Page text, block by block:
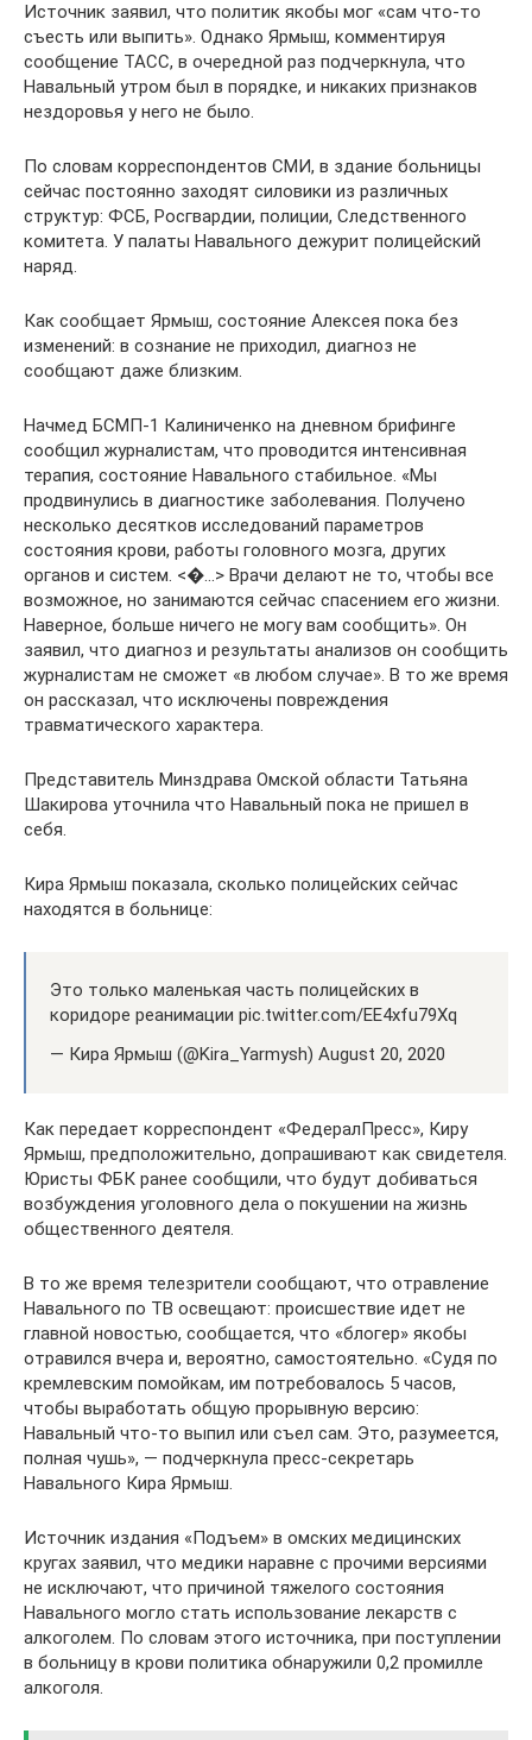
Источник заявил, что политик якобы мог «сам что-то
съесть или выпить». Однако Ярмыш, комментируя
сообщение ТАСС, в очередной раз подчеркнула, что
Навальный утром был в порядке, и никаких признаков
нездоровья у него не было.
По словам корреспондентов СМИ, в здание больницы
сейчас постоянно заходят силовики из различных
структур: ФСБ, Росгвардии, полиции, Следственного
комитета. У палаты Навального дежурит полицейский
наряд.
Как сообщает Ярмыш, состояние Алексея пока без
изменений: в сознание не приходил, диагноз не
сообщают даже близким.
Начмед БСМП-1 Калиниченко на дневном брифинге
сообщил журналистам, что проводится интенсивная
терапия, состояние Навального стабильное. «Мы
продвинулись в диагностике заболевания. Получено
несколько десятков исследований параметров
состояния крови, работы головного мозга, других
органов и систем. <�…> Врачи делают не то, чтобы все
возможное, но занимаются сейчас спасением его жизни.
Наверное, больше ничего не могу вам сообщить». Он
заявил, что диагноз и результаты анализов он сообщить
журналистам не сможет «в любом случае». В то же время
он рассказал, что исключены повреждения
травматического характера.
Представитель Минздрава Омской области Татьяна
Шакирова уточнила что Навальный пока не пришел в
себя.
Кира Ярмыш показала, сколько полицейских сейчас
находятся в больнице:
Это только маленькая часть полицейских в
коридоре реанимации pic.twitter.com/EE4xfu79Xq
— Кира Ярмыш (@Kira_Yarmysh) August 20, 2020
Как передает корреспондент «ФедералПресс», Киру
Ярмыш, предположительно, допрашивают как свидетеля.
Юристы ФБК ранее сообщили, что будут добиваться
возбуждения уголовного дела о покушении на жизнь
общественного деятеля.
В то же время телезрители сообщают, что отравление
Навального по ТВ освещают: происшествие идет не
главной новостью, сообщается, что «блогер» якобы
отравился вчера и, вероятно, самостоятельно. «Судя по
кремлевским помойкам, им потребовалось 5 часов,
чтобы выработать общую прорывную версию:
Навальный что-то выпил или съел сам. Это, разумеется,
полная чушь», — подчеркнула пресс-секретарь
Навального Кира Ярмыш.
Источник издания «Подъем» в омских медицинских
кругах заявил, что медики наравне с прочими версиями
не исключают, что причиной тяжелого состояния
Навального могло стать использование лекарств с
алкоголем. По словам этого источника, при поступлении
в больницу в крови политика обнаружили 0,2 промилле
алкоголя.